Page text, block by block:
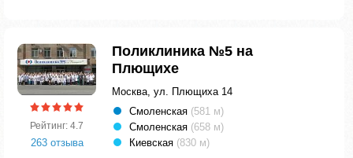
Рейтинг: 4.7
263 отзыва
Поликлиника №5 на
Плющихе
Москва, ул. Плющиха 14
Смоленская (581 м)
Смоленская (658 м)
Киевская (830 м)